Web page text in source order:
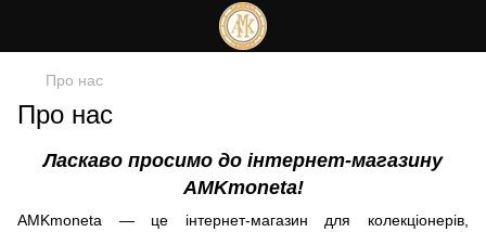
Про нас
Про нас
Ласкаво просимо до інтернет-магазину
AMKmoneta!
AMKmoneta — це інтернет-магазин для колекціонерів,